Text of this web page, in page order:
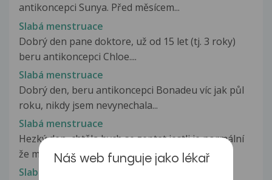
antikoncepci Sunya. Před měsícem...
Slabá menstruace
Dobrý den pane doktore, už od 15 let (tj. 3 roky)
beru antikoncepci Chloe....
Slabá menstruace
Dobrý den, beru antikoncepci Bonadeu víc jak půl
roku, nikdy jsem nevynechala...
Slabá menstruace
Hezký den, chtěla bych se zeptat jestli je normální
že mám pravidelně slabou...
Slabá menstruace
Náš web funguje jako lékař